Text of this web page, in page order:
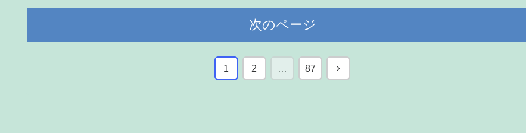
次のページ
1 2 … 87 次